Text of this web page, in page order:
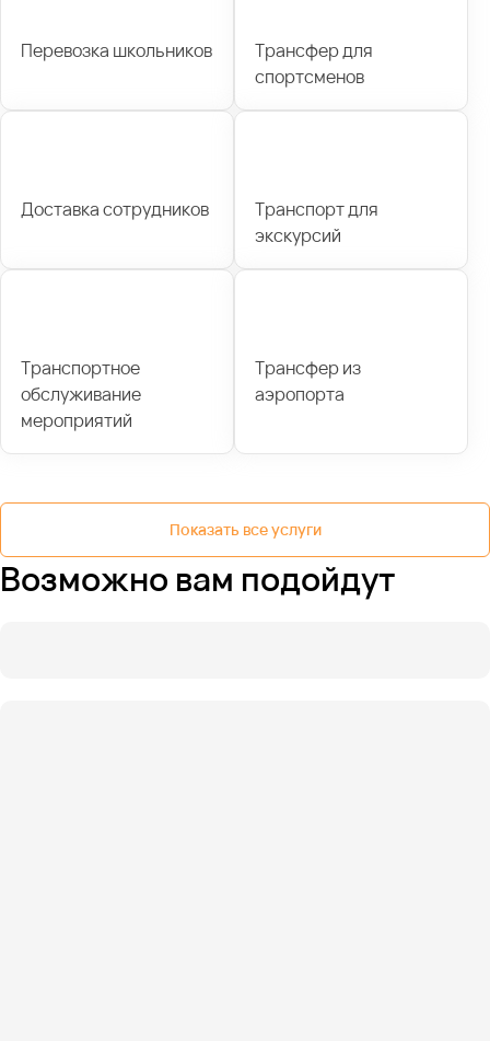
Перевозка школьников
Трансфер для
спортсменов
Доставка сотрудников
Транспорт для
экскурсий
Транспортное
обслуживание
мероприятий
Трансфер из
аэропорта
Показать все услуги
Возможно вам подойдут